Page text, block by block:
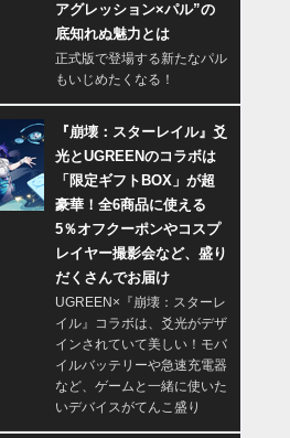
アグレッション×パル”の
底知れぬ魅力とは
正式版で登場する新たなパル
もいじめたくなる！
『崩壊：スターレイル』爻
光とUGREENのコラボは
「限定ギフトBOX」が超
豪華！全6商品に使える
5％オフクーポンやコスプ
レイヤー撮影会など、盛り
だくさんでお届け
UGREEN×『崩壊：スターレ
イル』コラボは、爻光がデザ
インされていて美しい！モバ
イルバッテリーや急速充電器
など、ゲームと一緒に使いた
いデバイスがてんこ盛り